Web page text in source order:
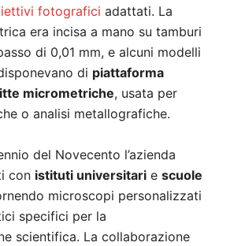
fotografici adattati. La
era incisa a mano su tamburi
di 0,01 mm, e alcuni modelli
di piattaforma
micrometriche, usata per
o analisi metallografiche.
del Novecento l’azienda
con istituti universitari e scuole
microscopi personalizzati
specifici per la
scientifica. La collaborazione